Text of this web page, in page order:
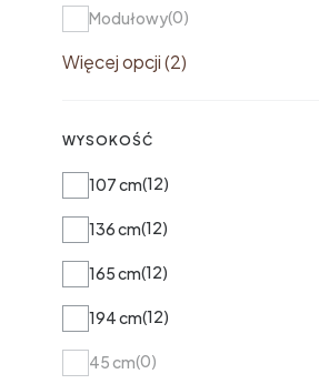
Modułowy 0
Więcej opcji (2)
WYSOKOŚĆ
Wysokość
107 cm 12
136 cm 12
165 cm 12
194 cm 12
45 cm 0